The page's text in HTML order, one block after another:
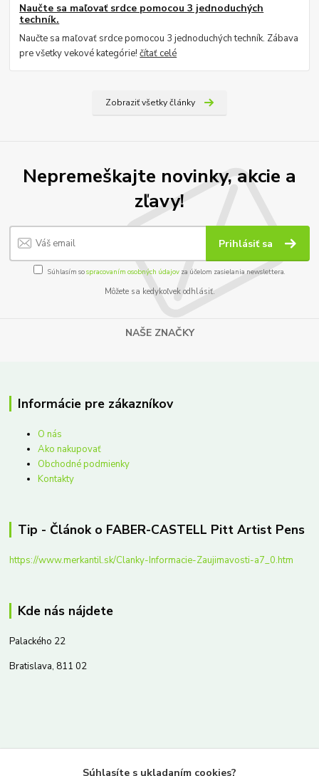
Naučte sa maľovať srdce pomocou 3 jednoduchých
techník.
Naučte sa maľovať srdce pomocou 3 jednoduchých techník. Zábava
pre všetky vekové kategórie!čítať celé
Zobraziť všetky články
Nepremeškajte novinky, akcie a
zľavy!
Prihlásiť sa
Súhlasím sospracovaním osobných údajov za účelom zasielania newslettera.
Môžete sa kedykoľvek odhlásiť.
NAŠE ZNAČKY
Informácie pre zákazníkov
O nás
Ako nakupovať
Obchodné podmienky
Kontakty
Tip - Článok o FABER-CASTELL Pitt Artist Pens
https://www.merkantil.sk/Clanky-Informacie-Zaujimavosti-a7_0.htm
Kde nás nájdete
Palackého 22
Bratislava, 811 02
Súhlasíte s ukladaním cookies?